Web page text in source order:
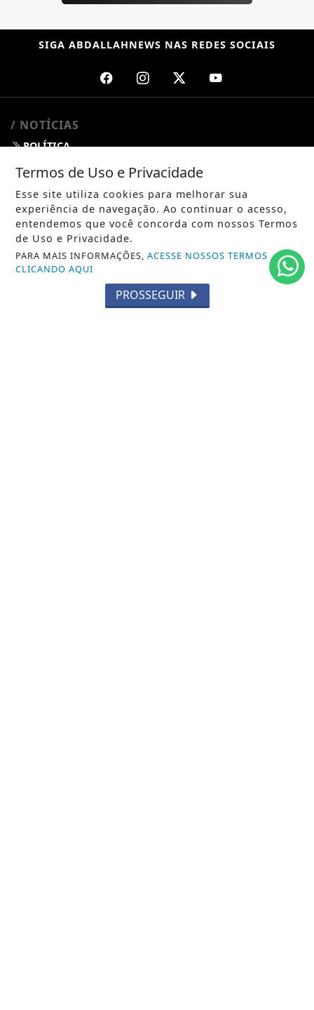
SIGA ABDALLAHNEWS NAS REDES SOCIAIS
/ NOTÍCIAS
POLÍTICA
MUNDO
ENTRETENIMENTO
TECNOLOGIA
EDUCAÇÃO
Termos de Uso e Privacidade
Esse site utiliza cookies para melhorar sua
experiência de navegação. Ao continuar o acesso,
entendemos que você concorda com nossos Termos
de Uso e Privacidade.
PARA MAIS INFORMAÇÕES,ACESSE NOSSOS TERMOS
CLICANDO AQUI
PROSSEGUIR